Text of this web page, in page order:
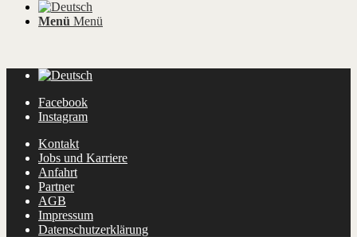
Menü Menü
Facebook
Instagram
Kontakt
Jobs und Karriere
Anfahrt
Partner
AGB
Impressum
Datenschutzerklärung